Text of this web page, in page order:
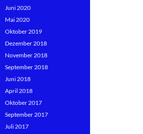
Juni 2020
Mai 2020
Oktober 2019
Dezember 2018
November 2018
September 2018
Juni 2018
April 2018
Oktober 2017
September 2017
Juli 2017